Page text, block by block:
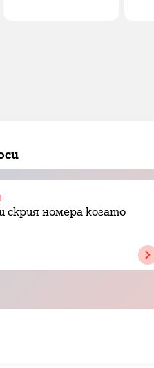
скрия номера когато